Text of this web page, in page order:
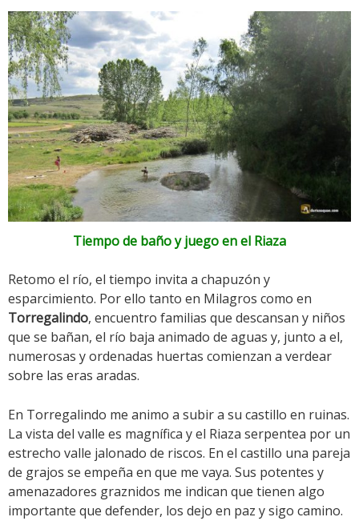
Tiempo de baño y juego en el Riaza
Retomo el río, el tiempo invita a chapuzón y
esparcimiento. Por ello tanto en Milagros como en
Torregalindo, encuentro familias que descansan y niños
que se bañan, el río baja animado de aguas y, junto a el,
numerosas y ordenadas huertas comienzan a verdear
sobre las eras aradas.
En Torregalindo me animo a subir a su castillo en ruinas.
La vista del valle es magnífica y el Riaza serpentea por un
estrecho valle jalonado de riscos. En el castillo una pareja
de grajos se empeña en que me vaya. Sus potentes y
amenazadores graznidos me indican que tienen algo
importante que defender, los dejo en paz y sigo camino.